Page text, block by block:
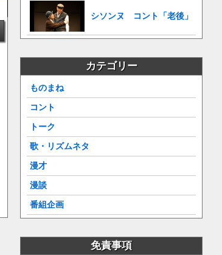
シソンヌ コント「老後」
カテゴリー
ものまね
コント
トーク
歌・リズムネタ
漫才
漫談
番組企画
免責事項